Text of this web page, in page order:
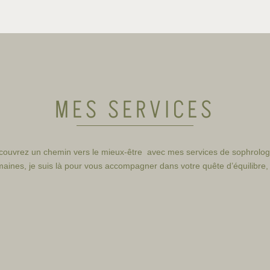
MES SERVICES
un chemin vers le mieux-être avec mes services de
je suis là pour vous accompagner dans votre quête d’équilibre,